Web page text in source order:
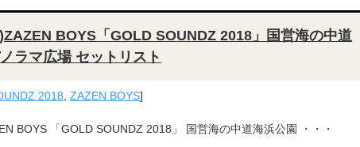
BOYS「GOLD SOUNDZ 2018」国営海の中道
ラマ広場 セットリスト
2018, ZAZEN BOYS]
BOYS 「GOLD SOUNDZ 2018」 国営海の中道海浜公園 ・・・